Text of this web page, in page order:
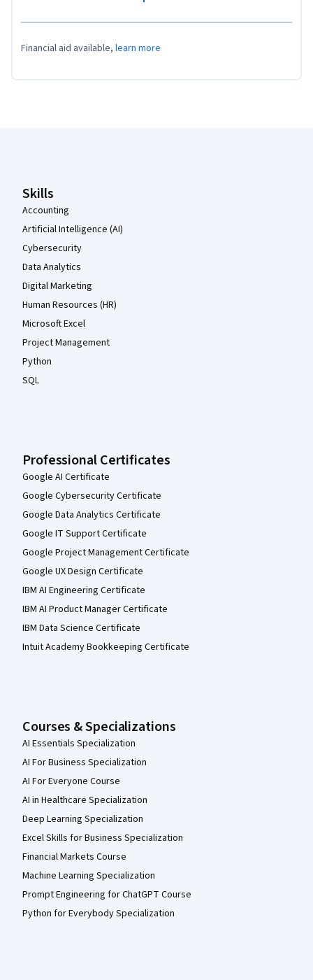
Financial aid available, learn more
Skills
Accounting
Artificial Intelligence (AI)
Cybersecurity
Data Analytics
Digital Marketing
Human Resources (HR)
Microsoft Excel
Project Management
Python
SQL
Professional Certificates
Google AI Certificate
Google Cybersecurity Certificate
Google Data Analytics Certificate
Google IT Support Certificate
Google Project Management Certificate
Google UX Design Certificate
IBM AI Engineering Certificate
IBM AI Product Manager Certificate
IBM Data Science Certificate
Intuit Academy Bookkeeping Certificate
Courses & Specializations
AI Essentials Specialization
AI For Business Specialization
AI For Everyone Course
AI in Healthcare Specialization
Deep Learning Specialization
Excel Skills for Business Specialization
Financial Markets Course
Machine Learning Specialization
Prompt Engineering for ChatGPT Course
Python for Everybody Specialization